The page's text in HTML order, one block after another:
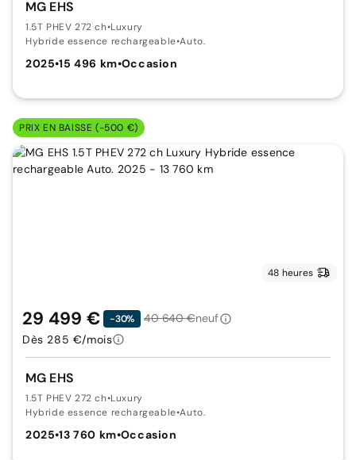
MG EHS
1.5T PHEV 272 ch•Luxury
Hybride essence rechargeable•Auto.
2025•15 496 km•Occasion
PRIX EN BAISSE (-500 €)
48 heures
MG EHS
1.5T PHEV 272 ch•Luxury
Hybride essence rechargeable•Auto.
2025•13 760 km•Occasion
29 499 € -30% 40 640 €neuf
Dès 285 €/mois